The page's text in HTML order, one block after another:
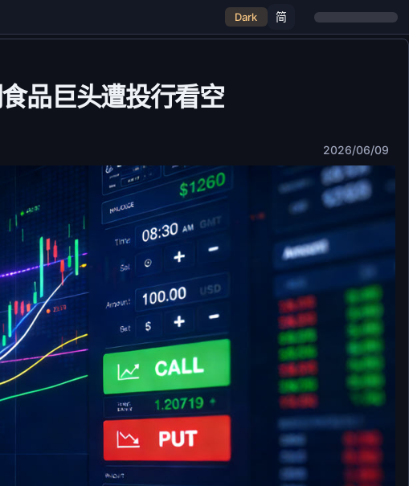
Dark 简
品巨头遭投行看空
2026/06/09